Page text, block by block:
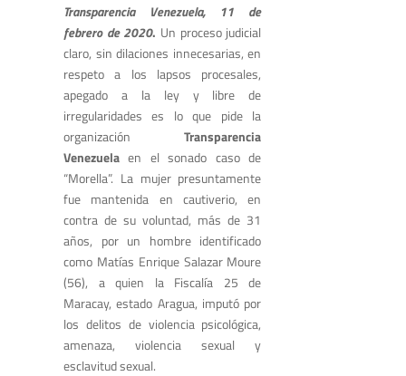
Transparencia Venezuela, 11 de
febrero de 2020. Un proceso judicial
claro, sin dilaciones innecesarias, en
respeto a los lapsos procesales,
apegado a la ley y libre de
irregularidades es lo que pide la
organizaciónTransparencia
Venezuela en el sonado caso de
“Morella”. La mujer presuntamente
fue mantenida en cautiverio, en
contra de su voluntad, más de 31
años, por un hombre identificado
como Matías Enrique Salazar Moure
(56), a quien la Fiscalía 25 de
Maracay, estado Aragua, imputó por
los delitos de violencia psicológica,
amenaza, violencia sexual y
esclavitud sexual.